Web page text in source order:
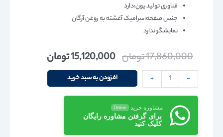
فناوری تولید یون:دارد
جنس صفحه:سرامیک آغشته به روغن آرگان
نمایشگر:ندارد
17,860,000تومان 15,120,000تومان
-
+ افزودن به سبد خرید
مشاوره خرید Online
برای گرفتن مشاوره رایگان
کلیک کنید